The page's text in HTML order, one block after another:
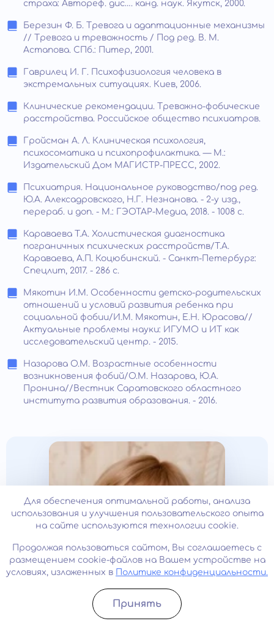
страха: Автореф. дис…. канд. наук. Якутск, 2000.
Березин Ф. Б. Тревога и адаптационные механизмы
// Тревога и тревожность / Под ред. В. М.
Астапова. СПб.: Питер, 2001.
Гаврилец И. Г. Психофизиология человека в
экстремальных ситуациях. Киев, 2006.
Клинические рекомендации. Тревожно-фобические
расстройства. Российское общество психиатров.
Гройсман А. Л. Клиническая психология,
психосоматика и психопрофилактика. — М.:
Издательский Дом МАГИСТР-ПРЕСС, 2002.
Психиатрия. Национальное руководство/под ред.
Ю.А. Алексадровского, Н.Г. Незнанова. - 2-у изд.,
перераб. и доп. - М.: ГЭОТАР-Медиа, 2018. - 1008 с.
Караваева Т.А. Холистическая диагностика
пограничных психических расстройств/Т.А.
Караваева, А.П. Коцюбинский. - Санкт-Петербург:
Спецлит, 2017. - 286 с.
Мякотин И.М. Особенности детско-родительских
отношений и условий развития ребенка при
социальной фобии/И.М. Мякотин, Е.Н. Юрасова//
Актуальные проблемы науки: ИГУМО и ИТ как
исследовательский центр. - 2015.
Назарова О.М. Возрастные особенности
возникновения фобий/О.М. Назарова, Ю.А.
Пронина//Вестник Саратовского областного
института развития образования. - 2016.
Записатьcя
Для обеспечения оптимальной работы, анализа
использования и улучшения пользовательского опыта
на сайте используются технологии cookie.
Продолжая пользоваться сайтом, Вы соглашаетесь с
размещением cookie-файлов на Вашем устройстве на
условиях, изложенных в
Политике конфиденциальности.
Принять